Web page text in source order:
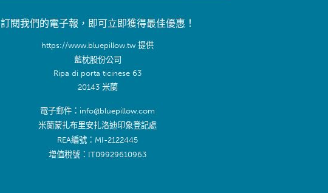
訂閱我們的電子報，即可立即獲得最佳優惠！
https://www.bluepillow.tw 提供
藍枕股份公司
Ripa di porta ticinese 63
20143 米蘭
電子郵件：info@bluepillow.com
米蘭蒙扎布里安扎洛迪印象登記處
REA編號：MI-2122445
增值稅號：IT09929610963